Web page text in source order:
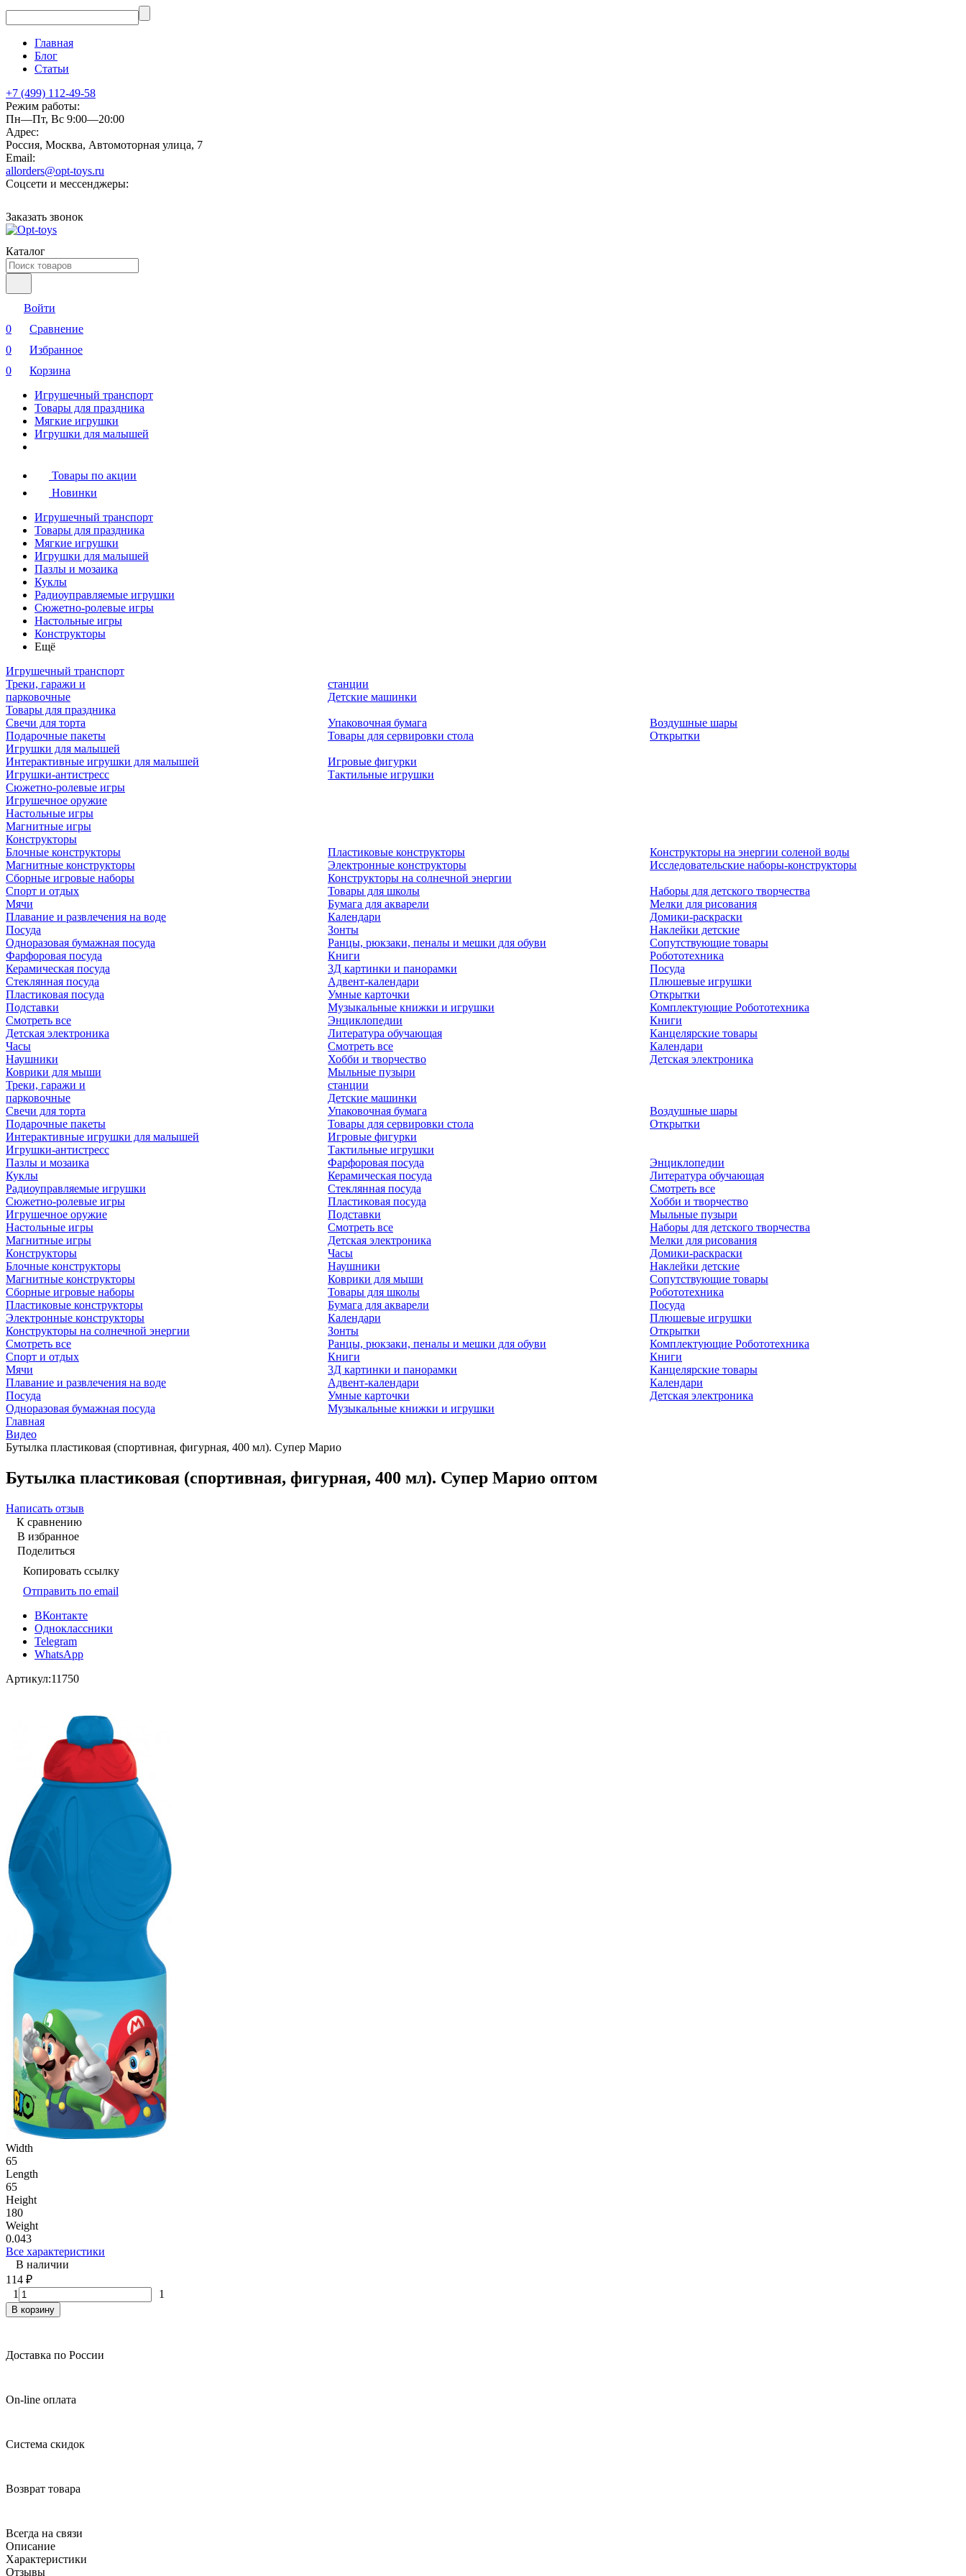
Главная
Блог
Статьи
+7 (499) 112-49-58
Режим работы:
Пн—Пт, Вс 9:00—20:00
Адрес:
Россия, Москва, Автомоторная улица, 7
Email:
allorders@opt-toys.ru
Соцсети и мессенджеры:
Заказать звонок
Каталог
Войти
0
Сравнение
0
Избранное
0
Корзина
Игрушечный транспорт
Товары для праздника
Мягкие игрушки
Игрушки для малышей
Товары по акции
Новинки
Игрушечный транспорт
Товары для праздника
Мягкие игрушки
Игрушки для малышей
Пазлы и мозаика
Куклы
Радиоуправляемые игрушки
Сюжетно-ролевые игры
Настольные игры
Конструкторы
Ещё
Игрушечный транспорт
Треки, гаражи и
парковочные
станции
Детские машинки
Товары для праздника
Свечи для торта
Подарочные пакеты
Упаковочная бумага
Товары для сервировки стола
Воздушные шары
Открытки
Игрушки для малышей
Интерактивные игрушки для малышей
Игрушки-антистресс
Игровые фигурки
Тактильные игрушки
Сюжетно-ролевые игры
Игрушечное оружие
Настольные игры
Магнитные игры
Конструкторы
Блочные конструкторы
Магнитные конструкторы
Сборные игровые наборы
Пластиковые конструкторы
Электронные конструкторы
Конструкторы на солнечной энергии
Конструкторы на энергии соленой воды
Исследовательские наборы-конструкторы
Спорт и отдых
Мячи
Плавание и развлечения на воде
Посуда
Одноразовая бумажная посуда
Фарфоровая посуда
Керамическая посуда
Стеклянная посуда
Пластиковая посуда
Подставки
Смотреть все
Детская электроника
Часы
Наушники
Коврики для мыши
Товары для школы
Бумага для акварели
Календари
Зонты
Ранцы, рюкзаки, пеналы и мешки для обуви
Книги
3Д картинки и панорамки
Адвент-календари
Умные карточки
Музыкальные книжки и игрушки
Энциклопедии
Литература обучающая
Смотреть все
Хобби и творчество
Мыльные пузыри
Наборы для детского творчества
Мелки для рисования
Домики-раскраски
Наклейки детские
Сопутствующие товары
Робототехника
Посуда
Плюшевые игрушки
Открытки
Комплектующие Робототехника
Книги
Канцелярские товары
Календари
Детская электроника
Треки, гаражи и
парковочные
станции
Детские машинки
Свечи для торта
Подарочные пакеты
Упаковочная бумага
Товары для сервировки стола
Воздушные шары
Открытки
Интерактивные игрушки для малышей
Игрушки-антистресс
Игровые фигурки
Тактильные игрушки
Пазлы и мозаика
Куклы
Радиоуправляемые игрушки
Сюжетно-ролевые игры
Игрушечное оружие
Настольные игры
Магнитные игры
Конструкторы
Блочные конструкторы
Магнитные конструкторы
Сборные игровые наборы
Пластиковые конструкторы
Электронные конструкторы
Конструкторы на солнечной энергии
Смотреть все
Спорт и отдых
Мячи
Плавание и развлечения на воде
Посуда
Одноразовая бумажная посуда
Фарфоровая посуда
Керамическая посуда
Стеклянная посуда
Пластиковая посуда
Подставки
Смотреть все
Детская электроника
Часы
Наушники
Коврики для мыши
Товары для школы
Бумага для акварели
Календари
Зонты
Ранцы, рюкзаки, пеналы и мешки для обуви
Книги
3Д картинки и панорамки
Адвент-календари
Умные карточки
Музыкальные книжки и игрушки
Энциклопедии
Литература обучающая
Смотреть все
Хобби и творчество
Мыльные пузыри
Наборы для детского творчества
Мелки для рисования
Домики-раскраски
Наклейки детские
Сопутствующие товары
Робототехника
Посуда
Плюшевые игрушки
Открытки
Комплектующие Робототехника
Книги
Канцелярские товары
Календари
Детская электроника
Главная
Видео
Бутылка пластиковая (спортивная, фигурная, 400 мл). Супер Марио
Бутылка пластиковая (спортивная, фигурная, 400 мл). Супер Марио оптом
Написать отзыв
К сравнению
В избранное
Поделиться
Копировать ссылку
Отправить по email
ВКонтакте
Одноклассники
Telegram
WhatsApp
Артикул:11750
Width
65
Length
65
Height
180
Weight
0.043
Все характеристики
В наличии
114 ₽
1
1
В корзину
Доставка по России
On-line оплата
Система скидок
Возврат товара
Всегда на связи
Описание
Характеристики
Отзывы